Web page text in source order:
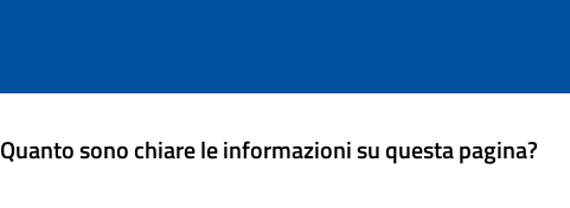
Quanto sono chiare le informazioni su questa pagina?